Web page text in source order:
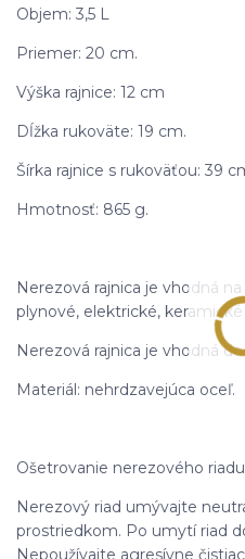
Objem: 3,5 L
Priemer: 20 cm.
Výška rajnice: 12 cm
Dĺžka rukoväte: 19 cm.
Šírka rajnice s rukoväťou: 39
Hmotnosť: 865 g.
Nerezová rajnica je vhodná
plynové, elektrické,
Nerezová rajnica je vhodná
Materiál: nehrdzavejúca oceľ.
Ošetrovanie nerezového riadu
Nerezový riad umývajte
prostriedkom. Po umytí riad
Nepoužívajte agresívne